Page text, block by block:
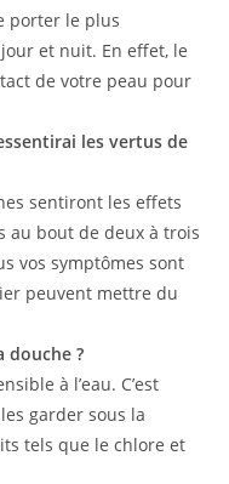
porter le plus
et nuit. En effet, le
de votre peau pour
les vertus de
sentiront les effets
au bout de deux à trois
vos symptômes sont
peuvent mettre du
douche ?
à l’eau. C’est
garder sous la
tels que le chlore et